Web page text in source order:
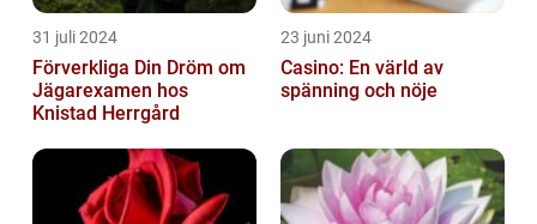
31 juli 2024
Förverkliga Din Dröm om
Jägarexamen hos
Knistad Herrgård
23 juni 2024
Casino: En värld av
spänning och nöje